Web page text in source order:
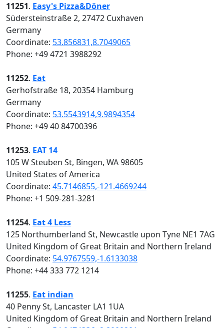
11251. Easy's Pizza&Döner
Südersteinstraße 2, 27472 Cuxhaven
Germany
Coordinate: 53.856831,8.7049065
Phone: +49 4721 3988292
11252. Eat
Gerhofstraße 18, 20354 Hamburg
Germany
Coordinate: 53.5543914,9.9894354
Phone: +49 40 84700396
11253. EAT 14
105 W Steuben St, Bingen, WA 98605
United States of America
Coordinate: 45.7146855,-121.4669244
Phone: +1 509-281-3281
11254. Eat 4 Less
125 Northumberland St, Newcastle upon Tyne NE1 7AG
United Kingdom of Great Britain and Northern Ireland
Coordinate: 54.9767559,-1.6133038
Phone: +44 333 772 1214
11255. Eat indian
40 Penny St, Lancaster LA1 1UA
United Kingdom of Great Britain and Northern Ireland